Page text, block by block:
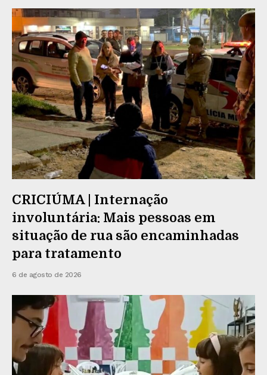
CRICIÚMA | Internação
involuntária: Mais pessoas em
situação de rua são encaminhadas
para tratamento
6 de agosto de 2026